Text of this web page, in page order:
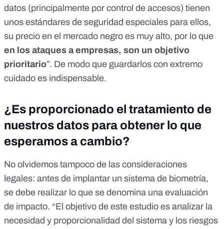
datos (principalmente por control de accesos) tienen
unos estándares de seguridad especiales para ellos,
su precio en el mercado negro es muy alto, por lo que
en los ataques a empresas, son un objetivo
prioritario”. De modo que guardarlos con extremo
cuidado es indispensable.
¿Es proporcionado el tratamiento de
nuestros datos para obtener lo que
esperamos a cambio?
No olvidemos tampoco de las consideraciones
legales: antes de implantar un sistema de biometría,
se debe realizar lo que se denomina una evaluación
de impacto. “El objetivo de este estudio es analizar la
necesidad y proporcionalidad del sistema y los riesgos